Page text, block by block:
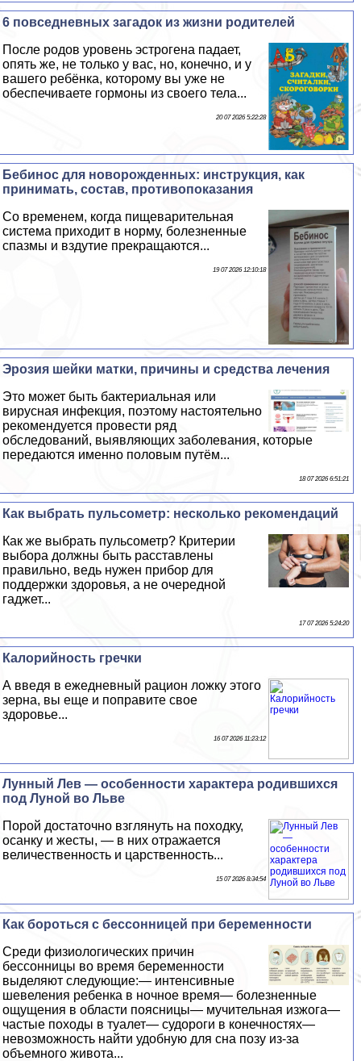
6 повседневных загадок из жизни родителей
После родов уровень эстрогена падает,
опять же, не только у вас, но, конечно, и у
вашего ребёнка, которому вы уже не
обеспечиваете гормоны из своего тела...
20 07 2026 5:22:28
Бебинос для новорожденных: инструкция, как
принимать, состав, противопоказания
Со временем, когда пищеварительная
система приходит в норму, болезненные
спазмы и вздутие прекращаются...
19 07 2026 12:10:18
Эрозия шейки матки, причины и средства лечения
Это может быть бактериальная или
вирусная инфекция, поэтому настоятельно
рекомендуется провести ряд
обследований, выявляющих заболевания, которые
передаются именно пoлoвым путём...
18 07 2026 6:51:21
Как выбрать пульсометр: несколько рекомендаций
Как же выбрать пульсометр? Критерии
выбора должны быть расставлены
правильно, ведь нужен прибор для
поддержки здоровья, а не очередной
гаджет...
17 07 2026 5:24:20
Калорийность гречки
А введя в ежедневный рацион ложку этого
зерна, вы еще и поправите свое
здоровье...
16 07 2026 11:23:12
Лунный Лев — особенности хаpaктера родившихся
под Луной во Льве
Порой достаточно взглянуть на походку,
осанку и жесты, — в них отражается
величественность и царственность...
15 07 2026 8:34:54
Как бороться с бессонницей при беременности
Среди физиологических причин
бессонницы во время беременности
выделяют следующие:— интенсивные
шевеления ребенка в ночное время— болезненные
ощущения в области поясницы— мучительная изжога—
частые походы в туалет— судороги в конечностях—
невозможность найти удобную для сна позу из-за
объемного живота...